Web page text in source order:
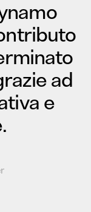
ad
e